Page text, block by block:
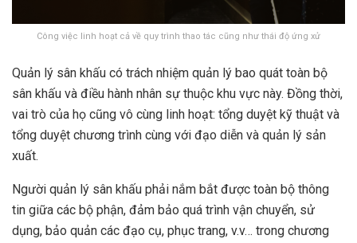
Công việc linh hoạt cả về quy trình thao tác cũng như thái độ ứng xử
Quản lý sân khấu có trách nhiệm quản lý bao quát toàn bộ
sân khấu và điều hành nhân sự thuộc khu vực này. Đồng thời,
vai trò của họ cũng vô cùng linh hoạt: tổng duyệt kỹ thuật và
tổng duyệt chương trình cùng với đạo diễn và quản lý sản
xuất.
Người quản lý sân khấu phải nắm bắt được toàn bộ thông
tin giữa các bộ phận, đảm bảo quá trình vận chuyển, sử
dụng, bảo quản các đạo cụ, phục trang, v.v… trong chương